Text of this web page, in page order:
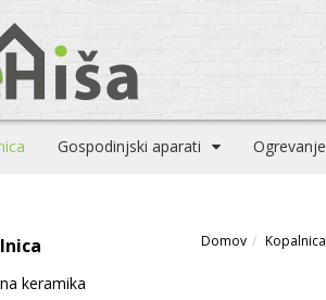
Gospodinjski aparati Ogrevanje
keramika
Domov Kopalnica